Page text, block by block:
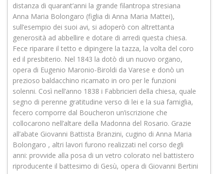
distanza di quarant’anni la grande filantropa stresiana
Anna Maria Bolongaro (figlia di Anna Maria Mattei),
sull’esempio dei suoi avi, si adoperò con altrettanta
generosità ad abbellire e dotare di arredi questa chiesa.
Fece riparare il tetto e dipingere la tazza, la volta del coro
ed il presbiterio. Nel 1843 la dotò di un nuovo organo,
opera di Eugenio Maronio-Biroldi da Varese e donò un
prezioso baldacchino ricamato in oro per le funzioni
solenni. Così nell’anno 1838 i Fabbricieri della chiesa, quale
segno di perenne gratitudine verso di lei e la sua famiglia,
fecero comporre dal Boucheron un’iscrizione che
collocarono nell’altare della Madonna del Rosario. Grazie
all’abate Giovanni Battista Branzini, cugino di Anna Maria
Bolongaro , altri lavori furono realizzati nel corso degli
anni: provvide alla posa di un vetro colorato nel battistero
riproducente il battesimo di Gesù, opera di Giovanni Bertini